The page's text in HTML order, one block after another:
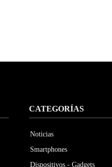
CATEGORÍAS
Noticias
Smartphones
Dispositivos - Gadgets